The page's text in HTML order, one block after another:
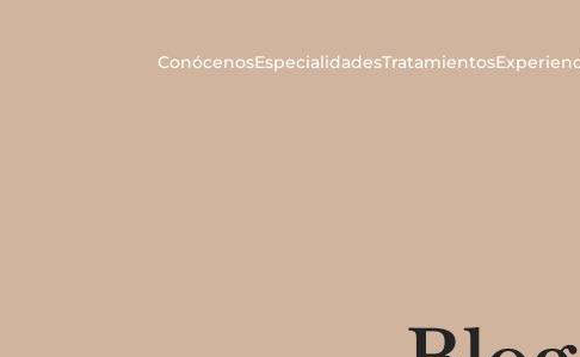
ConócenosEspecialidadesTratamientos